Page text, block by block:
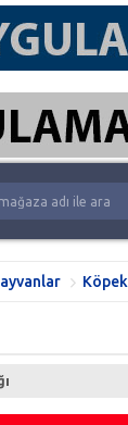
Köpek